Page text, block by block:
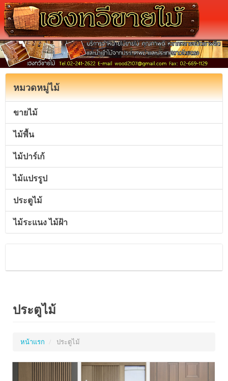
หมวดหมู่ไม้
ขายไม้
ไม้พื้น
ไม้ปาร์เก้
ไม้แปรรูป
ประตูไม้
ไม้ระแนง ไม้ฝ้า
ประตูไม้
หน้าแรก ประตูไม้